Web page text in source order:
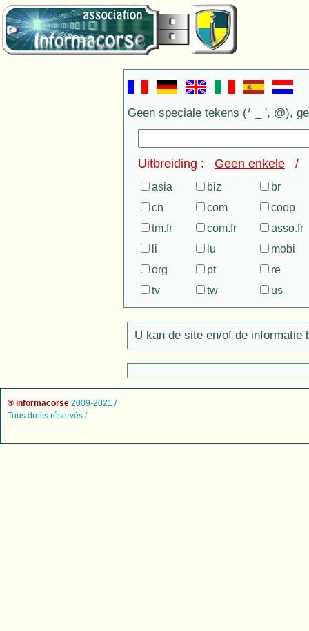
Geen speciale tekens (* _ ', @),
Uitbreiding : Geen enkele /
asia biz
br
cn
com
coop
tm.fr
com.fr
asso.fr
li
lu
mobi
org
pt
re
tv
tw us
U kan de site en/of de informatie
® informacorse 2009-2021 /
Tous droits réservés /